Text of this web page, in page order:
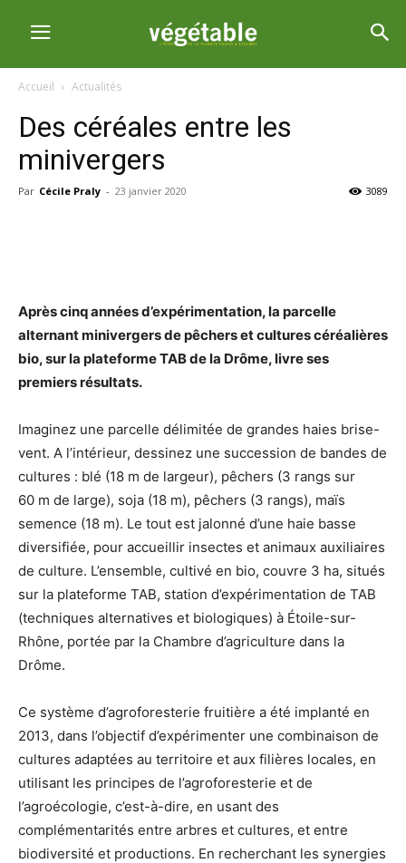
Accueil Actualités
Des céréales entre les
minivergers
Par Cécile Praly - 23 janvier 2020 3089
Après cinq années d’expérimentation, la parcelle
alternant minivergers de pêchers et cultures céréalières
bio, sur la plateforme TAB de la Drôme, livre ses
premiers résultats.
Imaginez une parcelle délimitée de grandes haies brise-
vent. A l’intérieur, dessinez une succession de bandes de
cultures : blé (18 m de largeur), pêchers (3 rangs sur
60 m de large), soja (18 m), pêchers (3 rangs), maïs
semence (18 m). Le tout est jalonné d’une haie basse
diversifiée, pour accueillir insectes et animaux auxiliaires
de culture. L’ensemble, cultivé en bio, couvre 3 ha, situés
sur la plateforme TAB, station d’expérimentation de TAB
(techniques alternatives et biologiques) à Étoile-sur-
Rhône, portée par la Chambre d’agriculture dans la
Drôme.
Ce système d’agroforesterie fruitière a été implanté en
2013, dans l’objectif d’expérimenter une combinaison de
cultures adaptées au territoire et aux filières locales, en
utilisant les principes de l’agroforesterie et de
l’agroécologie, c’est-à-dire, en usant des
complémentarités entre arbres et cultures, et entre
biodiversité et productions. En recherchant les synergies